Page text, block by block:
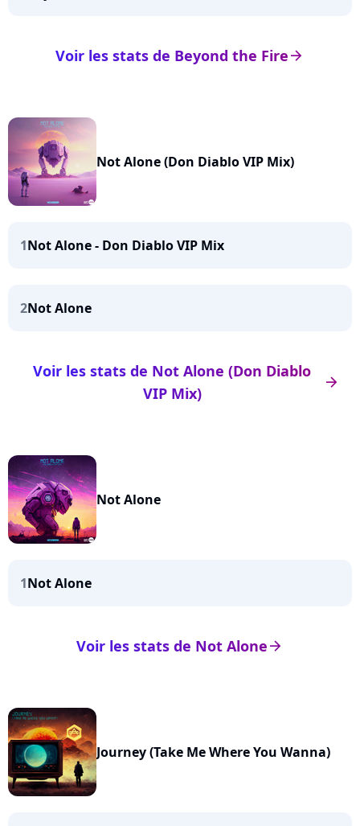
arrow_right
Voir les stats de Beyond the Fire
Not Alone (Don Diablo VIP Mix)
1Not Alone - Don Diablo VIP Mix
2Not Alone
arrow_right
Voir les stats de Not Alone (Don Diablo
VIP Mix)
Not Alone
1Not Alone
arrow_right
Voir les stats de Not Alone
Journey (Take Me Where You Wanna)